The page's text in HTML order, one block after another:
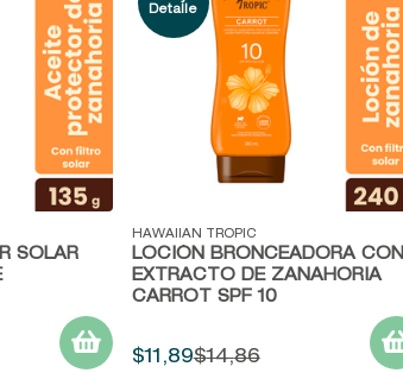
SOLAR
Vista rápida
HAWAIIAN TROPIC
LOCIÓN BRONCEADORA CON
EXTRACTO DE ZANAHORIA
CARROT SPF 10
$11 ,89$14,86